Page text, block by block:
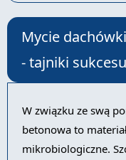
Mycie
- tajniki sukcesu
W związku ze swą
betonowa to
mikrobiologiczne.